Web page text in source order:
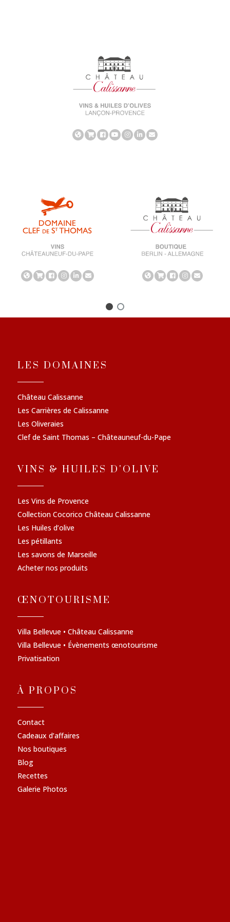
LES DOMAINES
Château Calissanne
Les Carrières de Calissanne
Les Oliveraies
Clef de Saint Thomas – Châteauneuf-du-Pape
VINS & HUILES D'OLIVE
Les Vins de Provence
Collection Cocorico Château Calissanne
Les Huiles d’olive
Les pétillants
Les savons de Marseille
Acheter nos produits
ŒNOTOURISME
Villa Bellevue • Château Calissanne
Villa Bellevue • Évènements œnotourisme
Privatisation
À PROPOS
Contact
Cadeaux d’affaires
Nos boutiques
Blog
Recettes
Galerie Photos